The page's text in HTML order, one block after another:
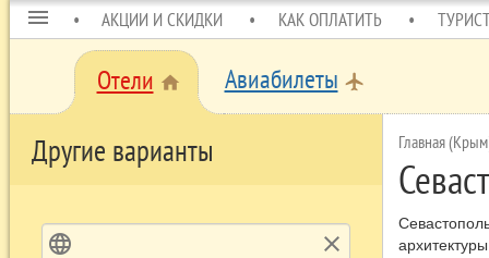
menu АКЦИИ И СКИДКИ КАК ОПЛАТИТЬ
Отели home Авиабилеты local_airport
Другие варианты
language clear
Главная